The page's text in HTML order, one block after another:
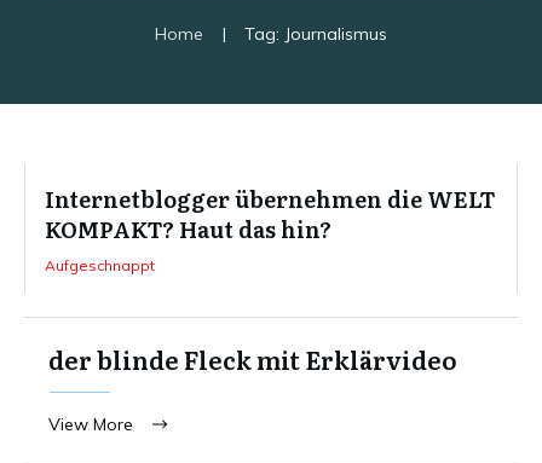
Home | Tag: Journalismus
Internetblogger übernehmen die WELT
KOMPAKT? Haut das hin?
Aufgeschnappt
der blinde Fleck mit Erklärvideo
View More